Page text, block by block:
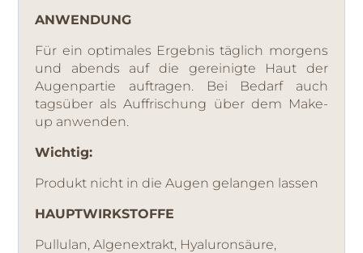
ANWENDUNG
Für ein optimales Ergebnis täglich morgens
und abends auf die gereinigte Haut der
Augenpartie auftragen. Bei Bedarf auch
tagsüber als Auffrischung über dem Make-
up anwenden.
Wichtig:
Produkt nicht in die Augen gelangen lassen
HAUPTWIRKSTOFFE
Pullulan, Algenextrakt, Hyaluronsäure,